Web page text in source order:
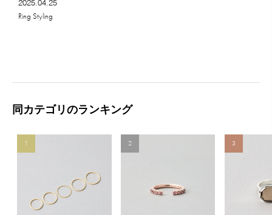
2025.04.25
Ring Styling
同カテゴリのランキング
1 2 3